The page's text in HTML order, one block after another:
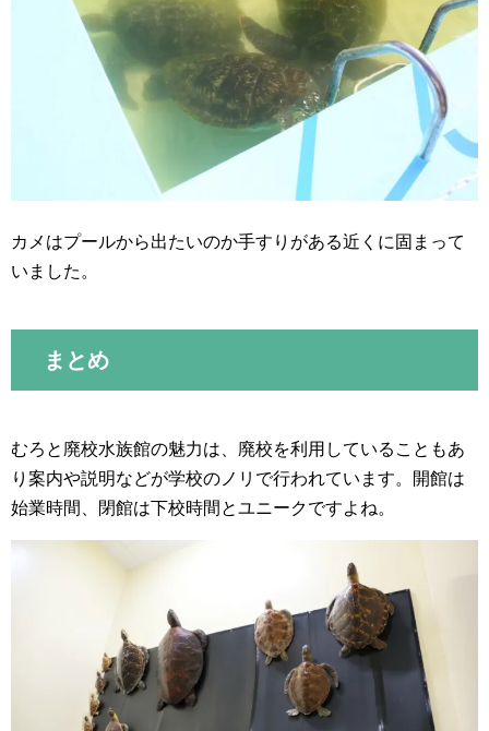
カメはプールから出たいのか手すりがある近くに固まって
いました。
まとめ
むろと廃校水族館の魅力は、廃校を利用していることもあ
り案内や説明などが学校のノリで行われています。開館は
始業時間、閉館は下校時間とユニークですよね。